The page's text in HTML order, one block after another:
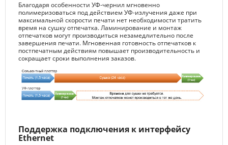
Благодаря особенности УФ-чернил мгновенно
полимеризоваться под действием УФ-излучения даже при
максимальной скорости печати нет необходимости тратить
время на сушку отпечатка. Ламинирование и монтаж
отпечатков могут производиться незамедлительно после
завершения печати. Мгновенная готовность отпечатков к
постпечатным действиям повышает производительность и
сокращает сроки выполнения заказов.
Поддержка подключения к интерфейсу
Ethernet